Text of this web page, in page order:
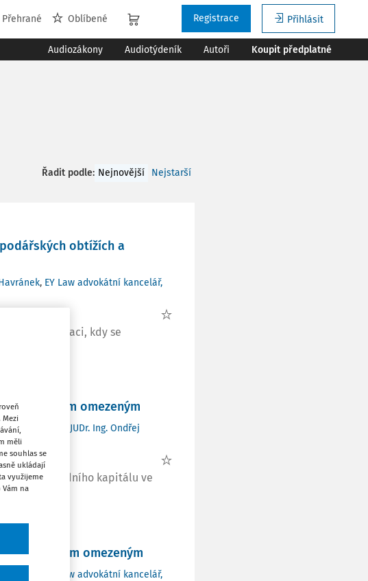
Přehrané Oblíbené Přihlásit
Registrace
Audiozákony Audiotýdeník Autoři Koupit předplatné
Řadit podle: Nejnovější Nejstarší
obtížích a
, EY Law advokátní kancelář,
v situaci, kdy se
s ručením omezeným
s.r.o.
JUDr. Ing. Ondřej
základního kapitálu ve
s ručením omezeným
EY Law advokátní kancelář,
měli
souhlas se
ukládají
využijeme
na